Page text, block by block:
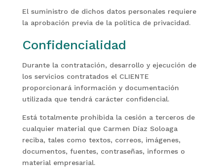
El suministro de dichos datos personales requiere
la aprobación previa de la política de privacidad.
Confidencialidad
Durante la contratación, desarrollo y ejecución de
los servicios contratados el CLIENTE
proporcionará información y documentación
utilizada que tendrá carácter confidencial.
Está totalmente prohibida la cesión a terceros de
cualquier material que Carmen Díaz Soloaga
reciba, tales como textos, correos, imágenes,
documentos, fuentes, contraseñas, informes o
material empresarial.